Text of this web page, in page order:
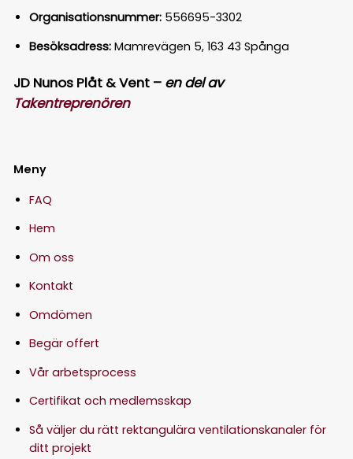
Organisationsnummer: 556695-3302
Besöksadress: Mamrevägen 5, 163 43 Spånga
JD Nunos Plåt & Vent – en del av
Takentreprenören
Meny
FAQ
Hem
Om oss
Kontakt
Omdömen
Begär offert
Vår arbetsprocess
Certifikat och medlemsskap
Så väljer du rätt rektangulära ventilationskanaler för
ditt projekt